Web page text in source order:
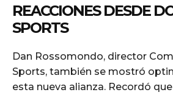
REACCIONES DESDE
SPORTS
Dan Rossomondo, director
Sports, también se mostró
esta nueva alianza. Recordó